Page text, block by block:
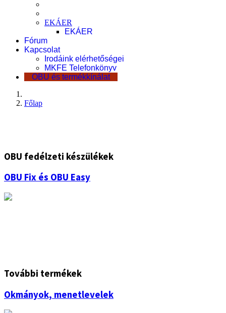
EKÁER
EKÁER
Fórum
Kapcsolat
Irodáink elérhetőségei
MKFE Telefonkönyv
OBU és termékkínálat
Főlap
OBU fedélzeti készülékek
OBU Fix és OBU Easy
További termékek
Okmányok, menetlevelek